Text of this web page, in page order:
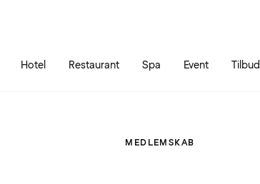
Hotel Restaurant Spa Event Tilbud
MEDLEMSKAB